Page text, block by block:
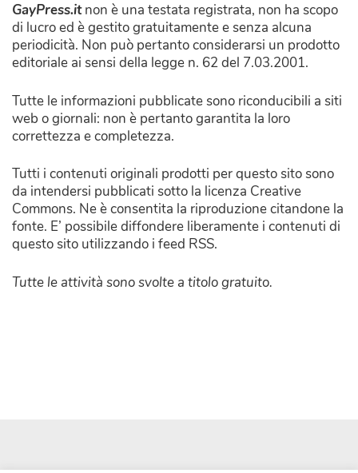
GayPress.itnon è una testata registrata, non ha scopo
di lucro ed è gestito gratuitamente e senza alcuna
periodicità. Non può pertanto considerarsi un prodotto
editoriale ai sensi della legge n. 62 del 7.03.2001.
Tutte le informazioni pubblicate sono riconducibili a siti
web o giornali: non è pertanto garantita la loro
correttezza e completezza.
Tutti i contenuti originali prodotti per questo sito sono
da intendersi pubblicati sotto la licenza Creative
Commons. Ne è consentita la riproduzione citandone la
fonte. E’ possibile diffondere liberamente i contenuti di
questo sito utilizzando i feed RSS.
Tutte le attività sono svolte a titolo gratuito.